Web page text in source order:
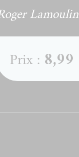
Prix :